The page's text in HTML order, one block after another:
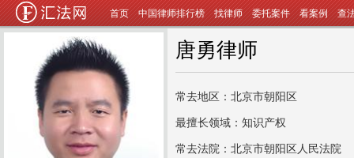
首页 中国律师排行榜 找律师 委托案件 看案例 查
唐勇律师
常去地区：北京市朝阳区
最擅长领域：知识产权
常去法院：北京市朝阳区人民法院